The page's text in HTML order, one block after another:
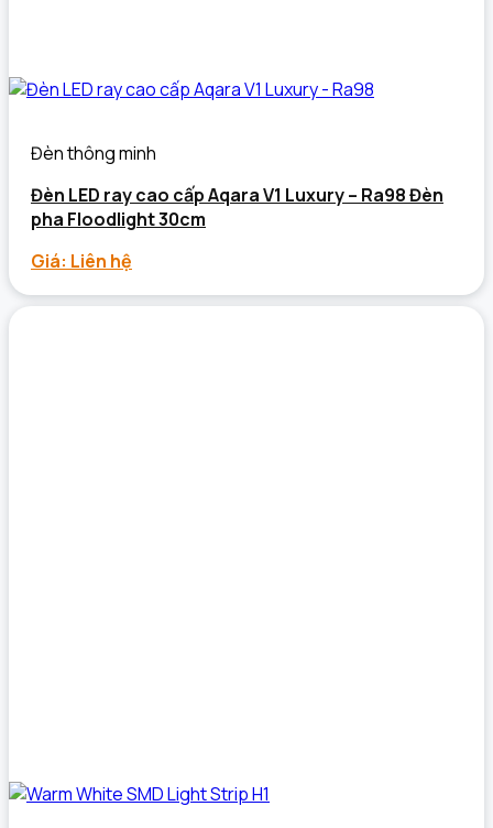
Đèn thông minh
Đèn LED ray cao cấp Aqara V1 Luxury – Ra98 Đèn
pha Floodlight 30cm
Giá: Liên hệ